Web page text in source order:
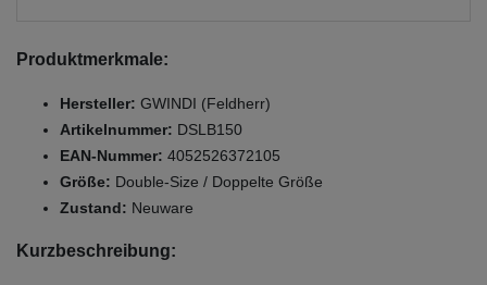
Produktmerkmale:
Hersteller: GWINDI (Feldherr)
Artikelnummer: DSLB150
EAN-Nummer: 4052526372105
Größe: Double-Size / Doppelte Größe
Zustand: Neuware
Kurzbeschreibung: